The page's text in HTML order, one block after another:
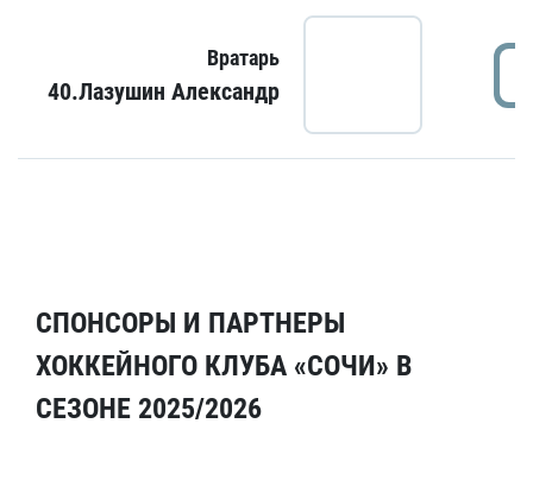
Вратарь
40.Лазушин Александр
СПОНСОРЫ И ПАРТНЕРЫ
ХОККЕЙНОГО КЛУБА «СОЧИ» В
СЕЗОНЕ 2025/2026